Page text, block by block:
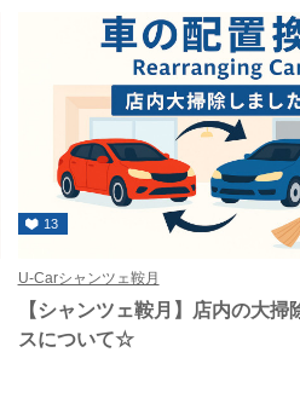
13
U-Carシャンツェ鞍月
【シャンツェ鞍月】店内の大掃
スについて☆